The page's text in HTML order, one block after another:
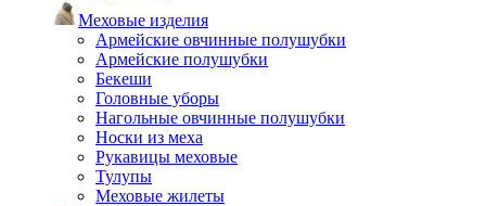
Меховые изделия
Армейские овчинные полушубки
Армейские полушубки
Бекеши
Головные уборы
Нагольные овчинные полушубки
Носки из меха
Рукавицы меховые
Тулупы
Меховые жилеты